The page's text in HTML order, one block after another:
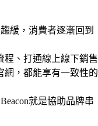
緩，消費者逐漸回到
程、打通線上線下銷售
網，都能享有一致性的
就是協助品牌串